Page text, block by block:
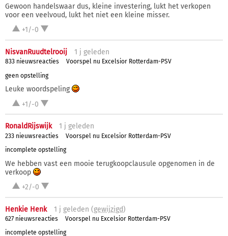
Gewoon handelswaar dus, kleine investering, lukt het verkopen
voor een veelvoud, lukt het niet een kleine misser.
+1/-0
NisvanRuudtelrooij 1 j geleden
833 nieuwsreacties
Voorspel nu Excelsior Rotterdam-PSV
geen opstelling
Leuke woordspeling
+1/-0
RonaldRijswijk 1 j geleden
233 nieuwsreacties
Voorspel nu Excelsior Rotterdam-PSV
incomplete opstelling
We hebben vast een mooie terugkoopclausule opgenomen in de
verkoop
+2/-0
Henkie Henk 1 j geleden (gewijzigd)
627 nieuwsreacties
Voorspel nu Excelsior Rotterdam-PSV
incomplete opstelling